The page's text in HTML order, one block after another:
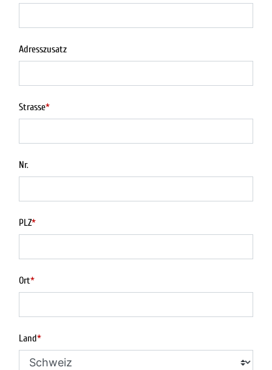
Adresszusatz
Strasse*
Nr.
PLZ*
Ort*
Land*